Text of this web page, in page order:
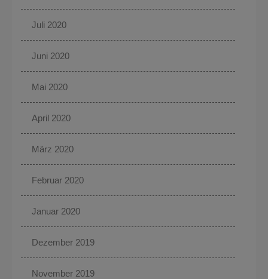
Juli 2020
Juni 2020
Mai 2020
April 2020
März 2020
Februar 2020
Januar 2020
Dezember 2019
November 2019